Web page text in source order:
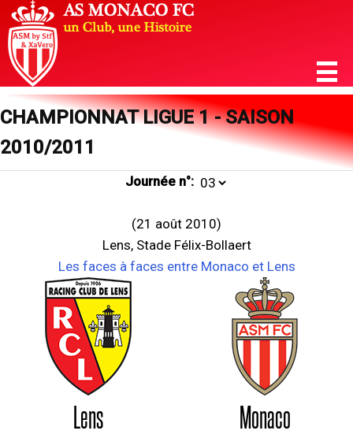
CHAMPIONNAT LIGUE 1 - SAISON
2010/2011
Journée n°:
(21 août 2010)
Lens, Stade Félix-Bollaert
Les faces à faces entre Monaco et Lens
Lens Monaco